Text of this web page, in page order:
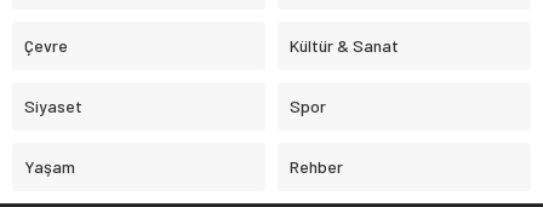
Çevre Kültür & Sanat
Siyaset Spor
Yaşam Rehber